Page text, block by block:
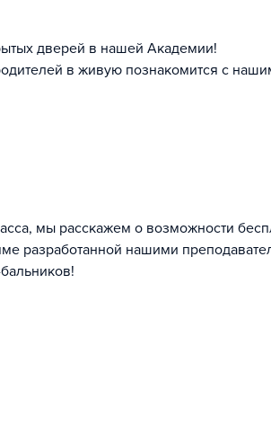
дверей в нашей Академии!
в живую познакомится с
мы расскажем о возможности
разработанной нашими